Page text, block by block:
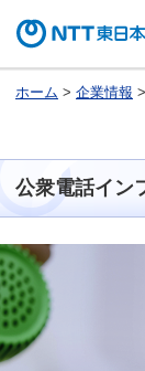
ホーム > 企業情報 >
公衆電話イン